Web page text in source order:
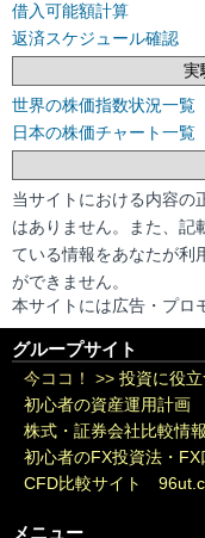
借入可能額計算
返済スケジュール確認
実
世界の株価指数状況一覧
日本の株価チャート一覧
当サイトにおける内容の
はありません。また、記
ている情報をあなたが利
ができません。
本サイトには広告・プロ
グループサイト
今ココ！ >> 投資に役
初心者の資産運用計画
株式・証券会社比較情
初心者のFX投資法・
CFD比較サイト
メニュー